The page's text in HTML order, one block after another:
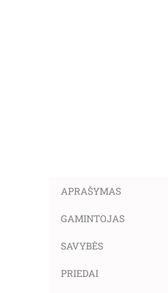
APRAŠYMAS
GAMINTOJAS
SAVYBĖS
PRIEDAI